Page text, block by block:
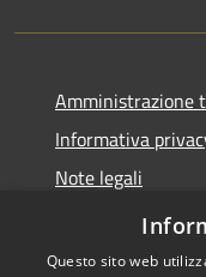
Amministrazione
Informativa
Note legali
Dichiarazione di
Questo sito web